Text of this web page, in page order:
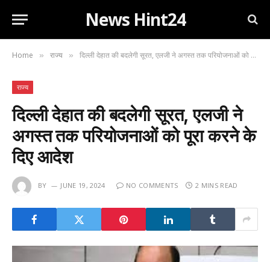
News Hint24
Home » राज्य » दिल्ली देहात की बदलेगी सूरत, एलजी ने अगस्त तक परियोजनाओं को पूरा करने के दिए आदेश
राज्य
दिल्ली देहात की बदलेगी सूरत, एलजी ने
अगस्त तक परियोजनाओं को पूरा करने के
दिए आदेश
BY JUNE 19, 2024 NO COMMENTS 2 MINS READ